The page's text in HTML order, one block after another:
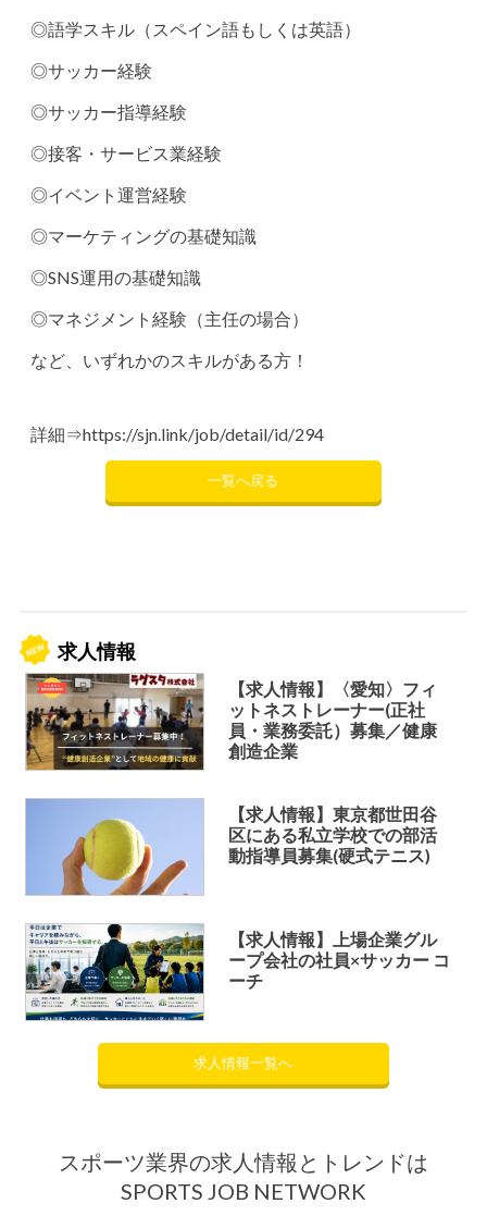
◎語学スキル（スペイン語もしくは英語）
◎サッカー経験
◎サッカー指導経験
◎接客・サービス業経験
◎イベント運営経験
◎マーケティングの基礎知識
◎SNS運用の基礎知識
◎マネジメント経験（主任の場合）
など、いずれかのスキルがある方！
詳細⇒https://sjn.link/job/detail/id/294
一覧へ戻る
求人情報
【求人情報】〈愛知〉フィ
ットネストレーナー(正社
員・業務委託）募集／健康
創造企業
【求人情報】東京都世田谷
区にある私立学校での部活
動指導員募集(硬式テニス)
【求人情報】上場企業グル
ープ会社の社員×サッカー コ
ーチ
求人情報一覧へ
スポーツ業界の求人情報とトレンドは
SPORTS JOB NETWORK